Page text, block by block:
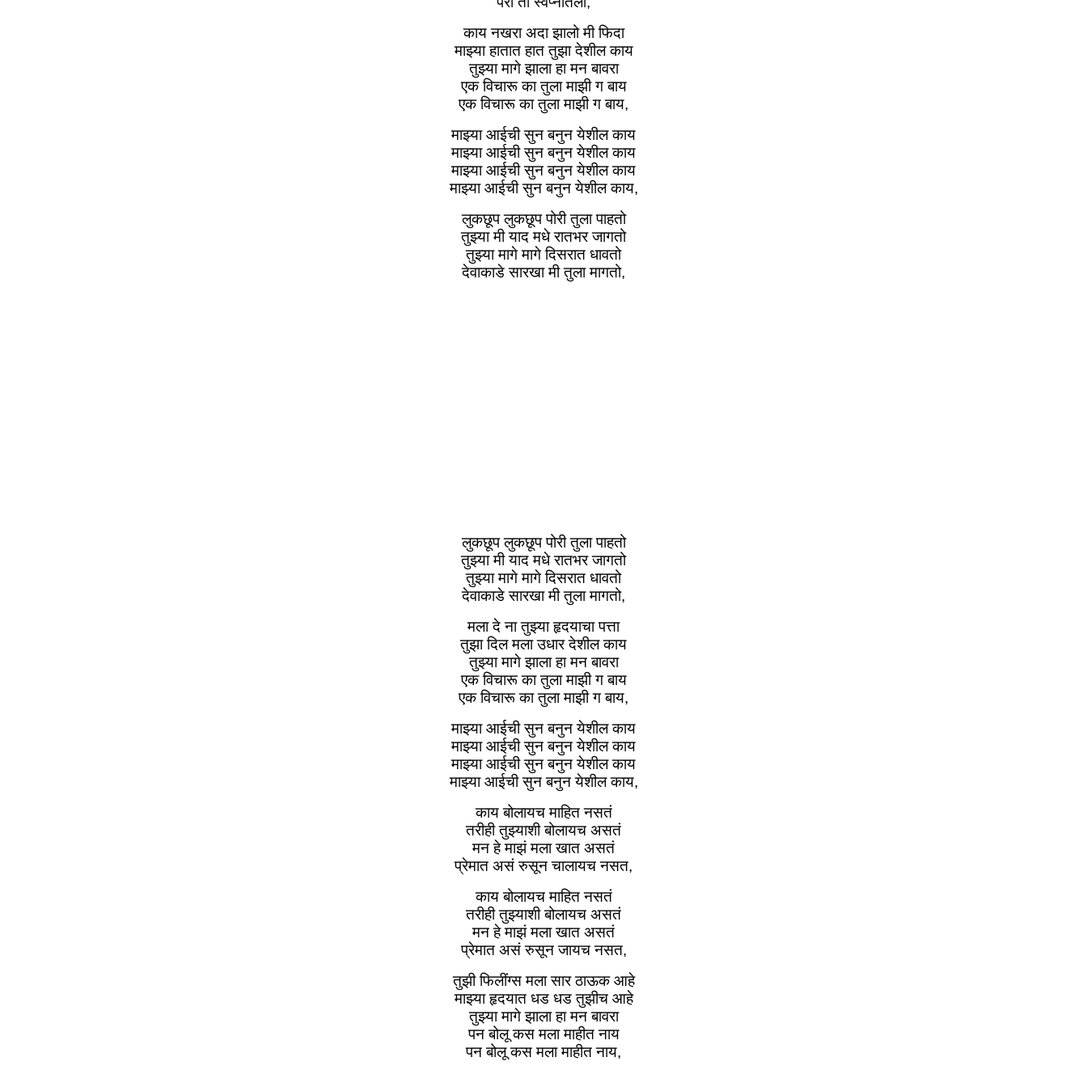
काय नखरा अदा झालो मी फिदा
माझ्या हातात हात तुझा देशील काय
तुझ्या मागे झाला हा मन बावरा
एक विचारू का तुला माझी ग बाय
एक विचारू का तुला माझी ग बाय,
माझ्या आईची सुन बनुन येशील काय
माझ्या आईची सुन बनुन येशील काय
माझ्या आईची सुन बनुन येशील काय
माझ्या आईची सुन बनुन येशील काय,
लुकछूप लुकछूप पोरी तुला पाहतो
तुझ्या मी याद मधे रातभर जागतो
तुझ्या मागे मागे दिसरात धावतो
देवाकाडे सारखा मी तुला मागतो,
लुकछूप लुकछूप पोरी तुला पाहतो
तुझ्या मी याद मधे रातभर जागतो
तुझ्या मागे मागे दिसरात धावतो
देवाकाडे सारखा मी तुला मागतो,
मला दे ना तुझ्या हृदयाचा पत्ता
तुझा दिल मला उधार देशील काय
तुझ्या मागे झाला हा मन बावरा
एक विचारू का तुला माझी ग बाय
एक विचारू का तुला माझी ग बाय,
माझ्या आईची सुन बनुन येशील काय
माझ्या आईची सुन बनुन येशील काय
माझ्या आईची सुन बनुन येशील काय
माझ्या आईची सुन बनुन येशील काय,
काय बोलायच माहित नसतं
तरीही तुझ्याशी बोलायच असतं
मन हे माझं मला खात असतं
प्रेमात असं रुसून चालायच नसत,
काय बोलायच माहित नसतं
तरीही तुझ्याशी बोलायच असतं
मन हे माझं मला खात असतं
प्रेमात असं रुसून जायच नसत,
तुझी फिलींग्स मला सार ठाऊक आहे
माझ्या हृदयात धड धड तुझीच आहे
तुझ्या मागे झाला हा मन बावरा
पन बोलू कस मला माहीत नाय
पन बोलू कस मला माहीत नाय,